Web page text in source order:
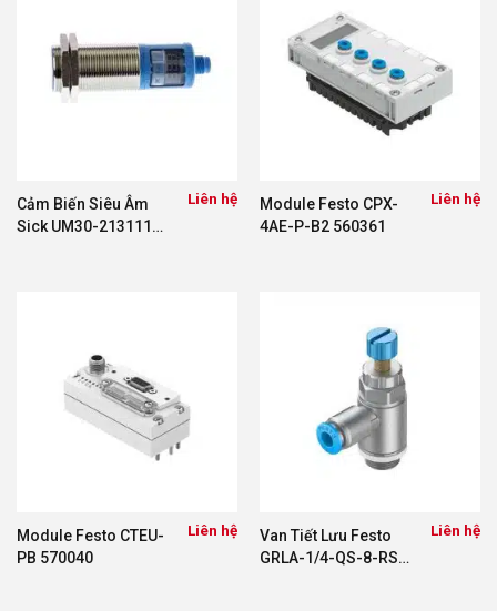
Cảm Biến Siêu Âm
Sick UM30-213111
Liên hệ
Module Festo CPX-
4AE-P-B2 560361
Liên hệ
Module Festo CTEU-
PB 570040
Liên hệ
Van Tiết Lưu Festo
GRLA-1/4-QS-8-RS-
Liên hệ